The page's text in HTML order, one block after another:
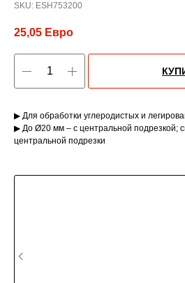
SKU: ESH753200
25,05 Евро
▶ Для обработки углеродистых и
▶ До Ø20 мм – с центральной подрезкой;
центральной подрезки